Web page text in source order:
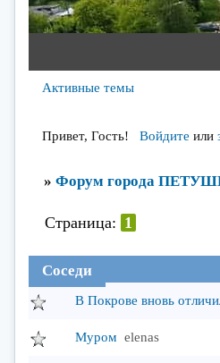
Активные темы
Привет, Гость! Войдите или
» Форум города
Соседи
Страница: 1
Тема
В Покрове вновь
Муром elenas